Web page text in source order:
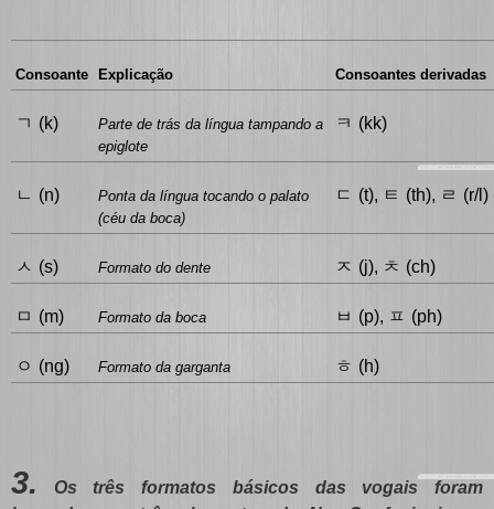
Consoante Explicação Consoantes derivadas
ㄱ (k)
Parte de trás da língua tampando a
epiglote
ㅋ (kk)
ㄴ (n)
Ponta da língua tocando o palato
(céu da boca)
ㄷ (t), ㅌ (th), ㄹ (r/l)
ㅅ (s) Formato do dente ㅈ (j), ㅊ (ch)
ㅁ (m) Formato da boca ㅂ (p), ㅍ (ph)
ㅇ (ng) Formato da garganta ㅎ (h)
3.
Os três formatos básicos das vogais foram